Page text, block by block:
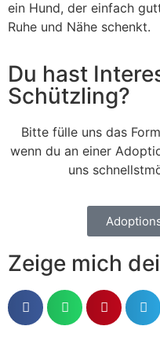
ein Hund, der einfach
Ruhe und Nähe schenkt.
Du hast
Schützling?
Bitte fülle uns das
wenn du an einer
uns
Zeige mich